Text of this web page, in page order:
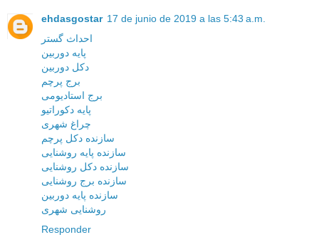
ehdasgostar 17 de junio de 2019 a las 5:43 a.m.
احداث گستر
پایه دوربین
دکل دوربین
برج پرچم
برج استادیومی
پایه دکوراتیو
چراغ شهری
سازنده دکل پرچم
سازنده پایه روشنایی
سازنده دکل روشنایی
سازنده برج روشنایی
سازنده پایه دوربین
روشنایی شهری
Responder